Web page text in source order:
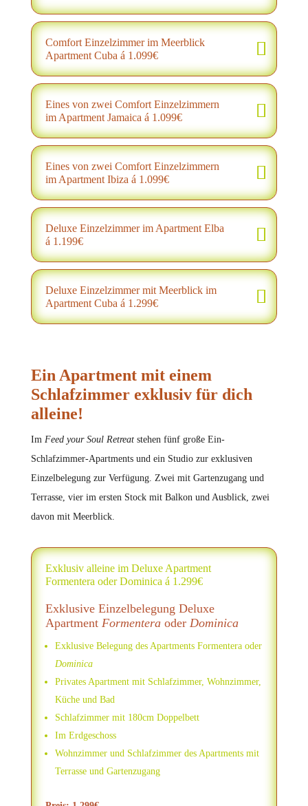
Comfort Einzelzimmer im Meerblick
Apartment Cuba á 1.099€
Eines von zwei Comfort Einzelzimmern
im Apartment Jamaica á 1.099€
Eines von zwei Comfort Einzelzimmern
im Apartment Ibiza á 1.099€
Deluxe Einzelzimmer im Apartment Elba
á 1.199€
Deluxe Einzelzimmer mit Meerblick im
Apartment Cuba á 1.299€
Ein Apartment mit einem
Schlafzimmer exklusiv für dich
alleine!
Im Feed your Soul Retreatstehen fünf große Ein-
Schlafzimmer-Apartments und ein Studio zur exklusiven
Einzelbelegung zur Verfügung. Zwei mit Gartenzugang und
Terrasse, vier im ersten Stock mit Balkon und Ausblick, zwei
davon mit Meerblick.
Exklusiv alleine im Deluxe Apartment
Formentera oder Dominica á 1.299€
Exklusive Einzelbelegung Deluxe
Apartment Formenteraoder Dominica
Exklusive Belegung des Apartments Formentera oder
Dominica
Privates Apartment mit Schlafzimmer, Wohnzimmer,
Küche und Bad
Schlafzimmer mit 180cm Doppelbett
Im Erdgeschoss
Wohnzimmer und Schlafzimmer des Apartments mit
Terrasse und Gartenzugang